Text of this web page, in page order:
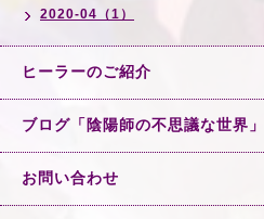
2020-04（1）
ヒーラーのご紹介
ブログ「陰陽師の不思議な世界」
お問い合わせ